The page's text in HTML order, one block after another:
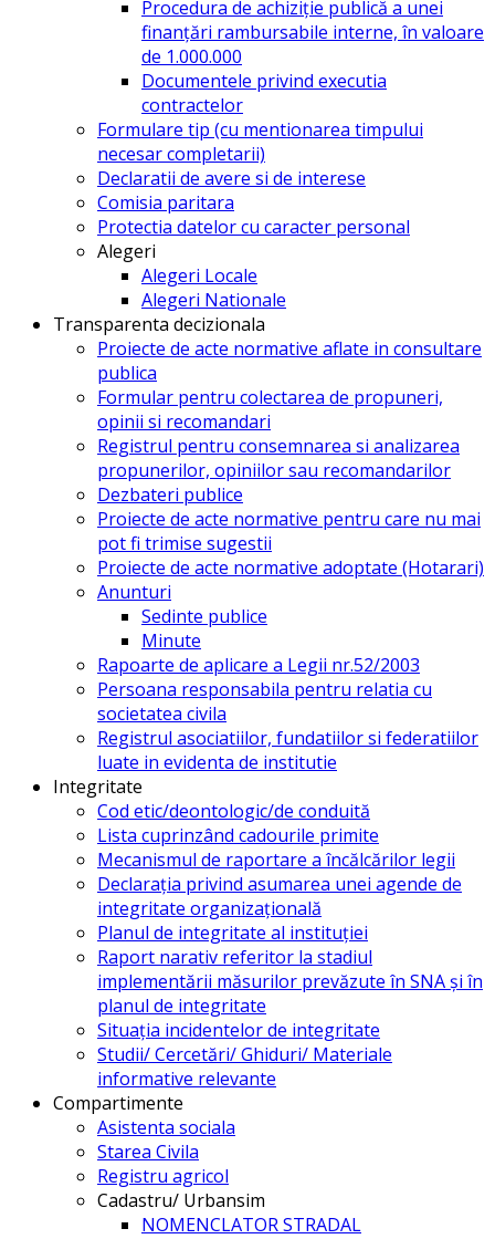
Procedura de achiziție publică a unei
finanțări rambursabile interne, în valoare
de 1.000.000
Documentele privind executia
contractelor
Formulare tip (cu mentionarea timpului
necesar completarii)
Declaratii de avere si de interese
Comisia paritara
Protectia datelor cu caracter personal
Alegeri
Alegeri Locale
Alegeri Nationale
Transparenta decizionala
Proiecte de acte normative aflate in consultare
publica
Formular pentru colectarea de propuneri,
opinii si recomandari
Registrul pentru consemnarea si analizarea
propunerilor, opiniilor sau recomandarilor
Dezbateri publice
Proiecte de acte normative pentru care nu mai
pot fi trimise sugestii
Proiecte de acte normative adoptate (Hotarari)
Anunturi
Sedinte publice
Minute
Rapoarte de aplicare a Legii nr.52/2003
Persoana responsabila pentru relatia cu
societatea civila
Registrul asociatiilor, fundatiilor si federatiilor
luate in evidenta de institutie
Integritate
Cod etic/deontologic/de conduită
Lista cuprinzând cadourile primite
Mecanismul de raportare a încălcărilor legii
Declarația privind asumarea unei agende de
integritate organizațională
Planul de integritate al instituției
Raport narativ referitor la stadiul
implementării măsurilor prevăzute în SNA și în
planul de integritate
Situația incidentelor de integritate
Studii/ Cercetări/ Ghiduri/ Materiale
informative relevante
Compartimente
Asistenta sociala
Starea Civila
Registru agricol
Cadastru/ Urbansim
NOMENCLATOR STRADAL